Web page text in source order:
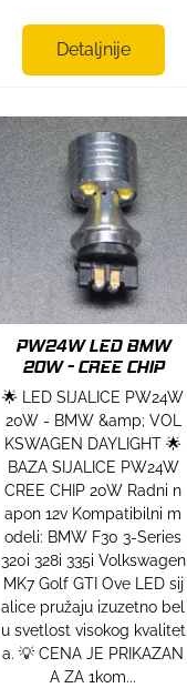
Detaljnije
PW24W LED BMW
20W - CREE CHIP
🌟 LED SIJALICE PW24W
20W - BMW &amp; VOL
KSWAGEN DAYLIGHT 🌟
BAZA SIJALICE PW24W
CREE CHIP 20W Radni n
apon 12v Kompatibilni m
odeli: BMW F30 3-Series
320i 328i 335i Volkswagen
MK7 Golf GTI Ove LED sij
alice pružaju izuzetno bel
u svetlost visokog kvalitet
a. 💡 CENA JE PRIKAZAN
A ZA 1kom...